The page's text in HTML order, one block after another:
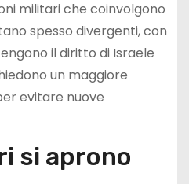
militari che coinvolgono
spesso divergenti, con
il diritto di Israele
un maggiore
evitare nuove
si aprono